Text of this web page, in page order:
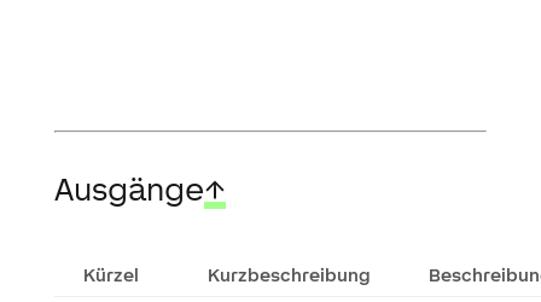
Ausgänge↑
Kürzel Kurzbeschreibung